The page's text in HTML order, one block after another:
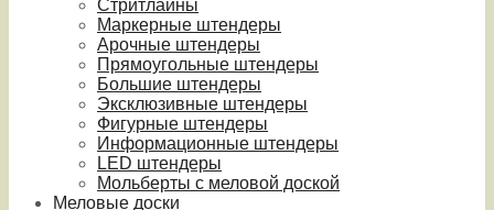
Стритлайны
Маркерные штендеры
Арочные штендеры
Прямоугольные штендеры
Большие штендеры
Эксклюзивные штендеры
Фигурные штендеры
Информационные штендеры
LED штендеры
Мольберты с меловой доской
Меловые доски